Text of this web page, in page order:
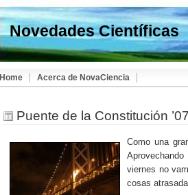
Novedades Científicas
Home Acerca de NovaCiencia
Puente de la Constitución
Como una
viernes no
cosas